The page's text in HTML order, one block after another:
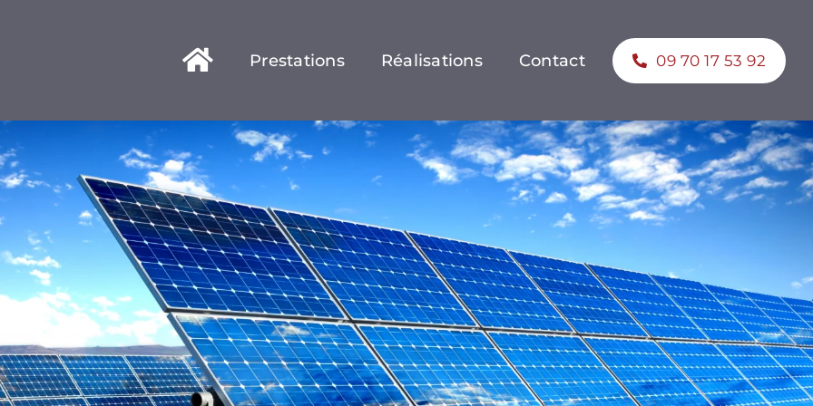
Prestations Réalisations Contact 09 70 17 53 92